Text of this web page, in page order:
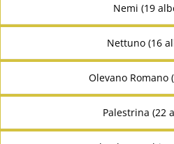
Nemi (19
Nettuno (16
Olevano Romano
Palestrina (22